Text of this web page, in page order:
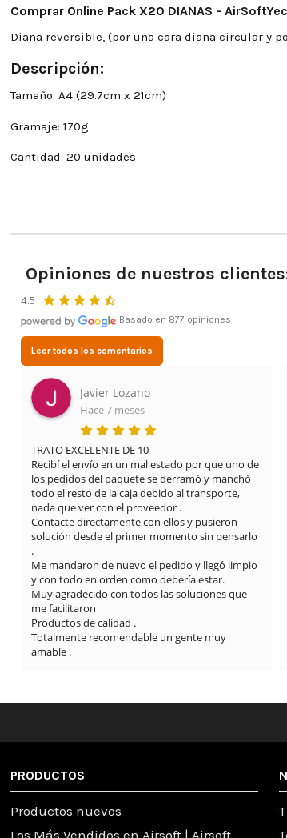
Comprar Online Pack X20 DIANAS -
Diana reversible, (por una cara diana circular y
Descripción:
Tamaño: A4 (29.7cm x 21cm)
Gramaje: 170g
Cantidad: 20 unidades
Opiniones de nuestros
4.5
Basado en 877 opiniones
Leer todos los comentarios
Javier Lozano
Hace 7 meses
TRATO EXCELENTE DE 10
Recibí el envío en un mal estado por que uno de
los pedidos del paquete se derramó y manchó
todo el resto de la caja debido al transporte,
nada que ver con el proveedor .
Contacte directamente con ellos y pusieron
solución desde el primer momento sin pensarlo
.
Me mandaron de nuevo el pedido y llegó limpio
y con todo en orden como debería estar.
Muy agradecido con todos las soluciones que
me facilitaron
Productos de calidad .
Totalmente recomendable un gente muy
amable .
PRODUCTOS
Productos nuevos
Los Más Vendidos en Airsoft | Airsoft